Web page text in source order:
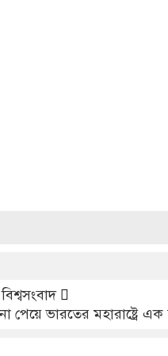
বিশ্বসংবাদ
পেয়ে ভারতের মহারাষ্ট্রে